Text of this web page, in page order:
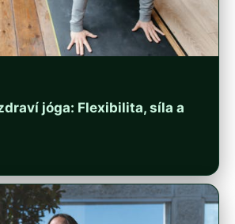
jóga: Flexibilita, síla a